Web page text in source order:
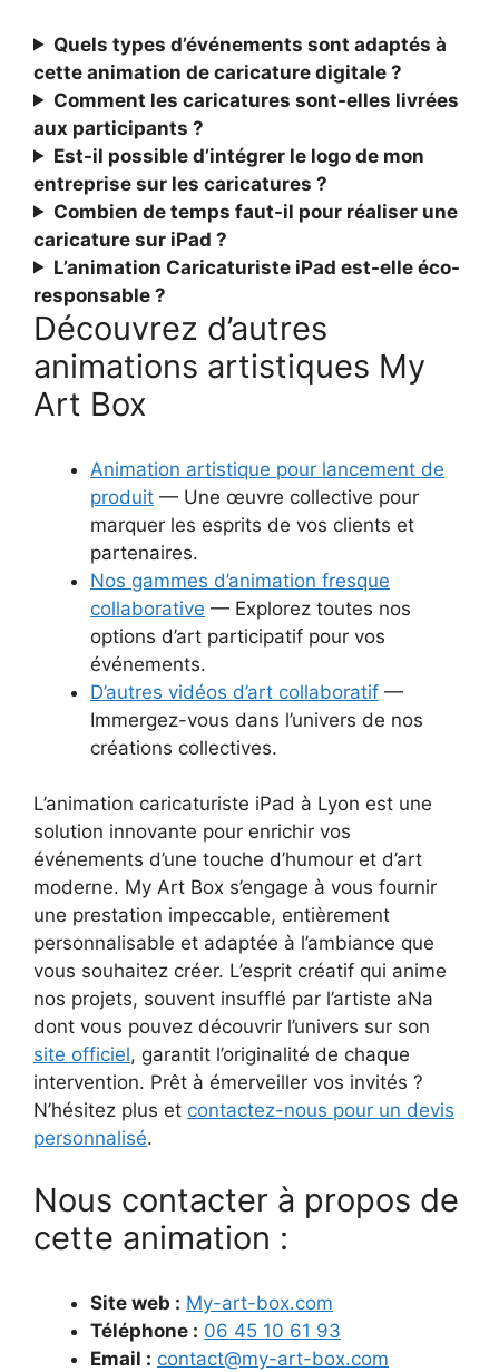
Quels types d’événements sont adaptés à
cette animation de caricature digitale ?
Comment les caricatures sont-elles livrées
aux participants ?
Est-il possible d’intégrer le logo de mon
entreprise sur les caricatures ?
Combien de temps faut-il pour réaliser une
caricature sur iPad ?
L’animation Caricaturiste iPad est-elle éco-
responsable ?
Découvrez d’autres
animations artistiques My
Art Box
Animation artistique pour lancement de
produit — Une œuvre collective pour
marquer les esprits de vos clients et
partenaires.
Nos gammes d’animation fresque
collaborative — Explorez toutes nos
options d’art participatif pour vos
événements.
D’autres vidéos d’art collaboratif —
Immergez-vous dans l’univers de nos
créations collectives.
L’animation caricaturiste iPad à Lyon est une
solution innovante pour enrichir vos
événements d’une touche d’humour et d’art
moderne. My Art Box s’engage à vous fournir
une prestation impeccable, entièrement
personnalisable et adaptée à l’ambiance que
vous souhaitez créer. L’esprit créatif qui anime
nos projets, souvent insufflé par l’artiste aNa
dont vous pouvez découvrir l’univers sur son
site officiel, garantit l’originalité de chaque
intervention. Prêt à émerveiller vos invités ?
N’hésitez plus et contactez-nous pour un devis
personnalisé.
Nous contacter à propos de
cette animation :
Site web : My-art-box.com
Téléphone : 06 45 10 61 93
Email : contact@my-art-box.com